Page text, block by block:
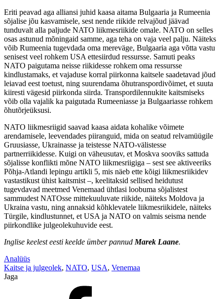
Eriti peavad aga alliansi juhid kaasa aitama Bulgaaria ja Rumeenia
sõjalise jõu kasvamisele, sest nende riikide relvajõud jäävad
tunduvalt alla paljude NATO liikmesriikide omale. NATO on selles
osas astunud mõningaid samme, aga teha on vaja veel palju. Näiteks
võib Rumeenia tugevdada oma mereväge, Bulgaaria aga võtta vastu
senisest veel rohkem USA ettesiirdud ressursse. Samuti peaks
NATO paigutama neisse riikidesse rohkem oma ressursse
kindlustamaks, et vajaduse korral piirkonna kaitsele saadetavad jõud
leiavad eest toetust, ning suurendama õhutranspordivõimet, et suuta
kiiresti vägesid piirkonda siirda. Transpordilennukite kaitsmiseks
võib olla vajalik ka paigutada Rumeeniasse ja Bulgaariasse rohkem
õhutõrjeüksusi.
NATO liikmesriigid saavad kaasa aidata kohalike võimete
arendamisele, leevendades piiranguid, mida on seatud relvamüügile
Gruusiasse, Ukrainasse ja teistesse NATO-välistesse
partnerriikidesse. Kuigi on väheusutav, et Moskva sooviks sattuda
sõjalisse konflikti mõne NATO liikmesriigiga – sest see aktiveeriks
Põhja-Atlandi lepingu artikli 5, mis näeb ette kõigi liikmesriikidev
vastastikust ühist kaitsmist –, keelitaksid sellised heidutust
tugevdavad meetmed Venemaad ühtlasi loobuma sõjalistest
sammudest NATOsse mittekuuluvate riikide, näiteks Moldova ja
Ukraina vastu, ning annaksid kõhklevatele liikmesriikidele, näiteks
Türgile, kindlustunnet, et USA ja NATO on valmis seisma nende
piirkondlike julgeolekuhuvide eest.
Inglise keelest eesti keelde ümber pannud Marek Laane.
Analüüs
Kaitse ja julgeolek, NATO, USA, Venemaa
Jaga